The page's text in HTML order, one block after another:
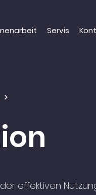
Servis
effektiven